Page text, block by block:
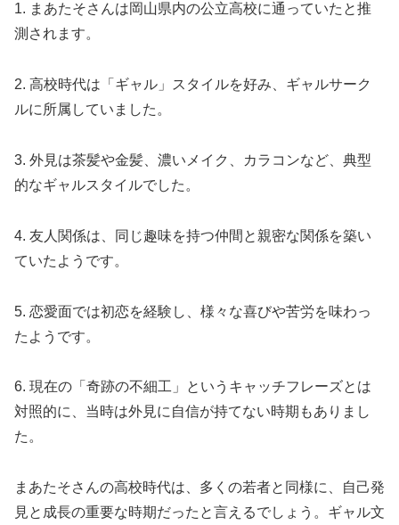
1. まあたそさんは岡山県内の公立高校に通っていたと推
測されます。
2. 高校時代は「ギャル」スタイルを好み、ギャルサーク
ルに所属していました。
3. 外見は茶髪や金髪、濃いメイク、カラコンなど、典型
的なギャルスタイルでした。
4. 友人関係は、同じ趣味を持つ仲間と親密な関係を築い
ていたようです。
5. 恋愛面では初恋を経験し、様々な喜びや苦労を味わっ
たようです。
6. 現在の「奇跡の不細工」というキャッチフレーズとは
対照的に、当時は外見に自信が持てない時期もありまし
た。
まあたそさんの高校時代は、多くの若者と同様に、自己発
見と成長の重要な時期だったと言えるでしょう。ギャル文